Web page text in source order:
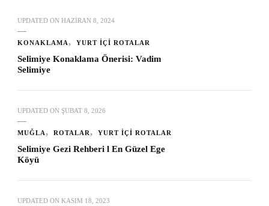
UPDATED ON HAZIRAN 8, 2024
KONAKLAMA YURT İÇI ROTALAR
Selimiye Konaklama Önerisi: Vadim
Selimiye
UPDATED ON ŞUBAT 8, 2026
MUĞLA ROTALAR YURT İÇI ROTALAR
Selimiye Gezi Rehberi l En Güzel Ege
Köyü
UPDATED ON KASIM 18, 2023